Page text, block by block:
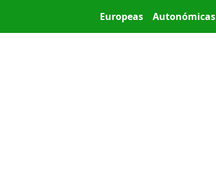
Main menu
Europeas Autonómicas